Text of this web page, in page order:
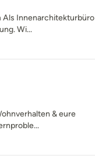
Als Innenarchitekturbüro
Wi...
& eure